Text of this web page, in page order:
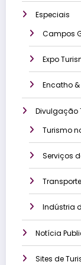
Especiais
Campos
Expo
Encatho &
Divulgação
Turismo
Serviços
Indústria
Notícia
Sites de